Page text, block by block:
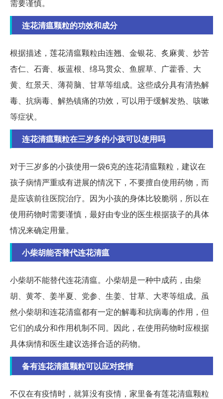
需要谨慎。
连花清瘟颗粒的功效和成分
根据描述，莲花清瘟颗粒由连翘、金银花、炙麻黄、炒苦
杏仁、石膏、板蓝根、绵马贯众、鱼腥草、广藿香、大
黄、红景天、薄荷脑、甘草等组成。这些成分具有清热解
毒、抗病毒、解热镇痛的功效，可以用于缓解发热、咳嗽
等症状。
连花清瘟颗粒在三岁多的小孩可以使用吗
对于三岁多的小孩使用一袋6克的连花清瘟颗粒，建议在
孩子病情严重或有进展的情况下，不要擅自使用药物，而
是应该前往医院治疗。因为小孩的身体比较脆弱，所以在
使用药物时需要谨慎，最好由专业的医生根据孩子的具体
情况来确定用量。
小柴胡能否替代连花清瘟
小柴胡不能替代连花清瘟。小柴胡是一种中成药，由柴
胡、黄芩、姜半夏、党参、生姜、甘草、大枣等组成。虽
然小柴胡和连花清瘟都有一定的解毒和抗病毒的作用，但
它们的成分和作用机制不同。因此，在使用药物时应根据
具体病情和医生建议选择合适的药物。
备有连花清瘟颗粒可以应对疫情
不仅在有疫情时，就算没有疫情，家里备有莲花清瘟颗粒